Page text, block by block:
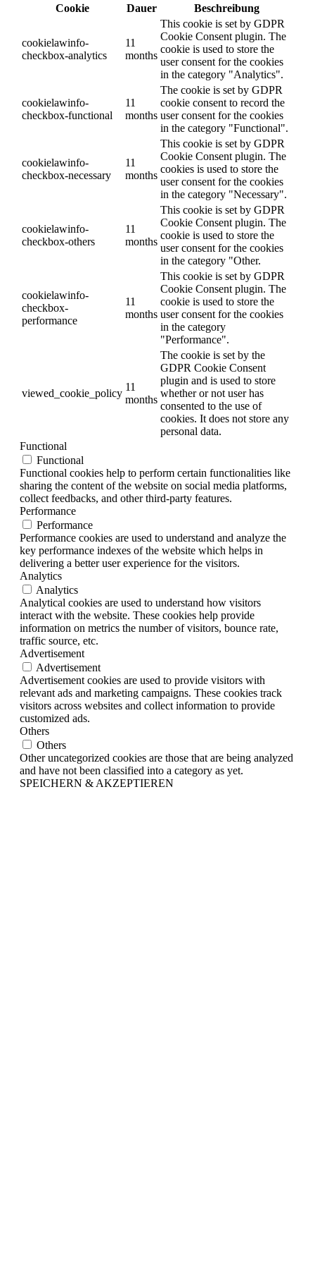
Cookie
Dauer Beschreibung
cookielawinfo-
checkbox-analytics
11
months
This cookie is set by GDPR
Cookie Consent plugin. The
cookie is used to store the
user consent for the cookies
in the category "Analytics".
cookielawinfo-
checkbox-functional
11
months
The cookie is set by GDPR
cookie consent to record the
user consent for the cookies
in the category "Functional".
cookielawinfo-
checkbox-necessary
11
months
This cookie is set by GDPR
Cookie Consent plugin. The
cookies is used to store the
user consent for the cookies
in the category "Necessary".
cookielawinfo-
checkbox-others
11
months
This cookie is set by GDPR
Cookie Consent plugin. The
cookie is used to store the
user consent for the cookies
in the category "Other.
cookielawinfo-
checkbox-
performance
11
months
This cookie is set by GDPR
Cookie Consent plugin. The
cookie is used to store the
user consent for the cookies
in the category
"Performance".
viewed_cookie_policy
11
months
The cookie is set by the
GDPR Cookie Consent
plugin and is used to store
whether or not user has
consented to the use of
cookies. It does not store any
personal data.
Functional
Functional
Functional cookies help to perform certain functionalities like
sharing the content of the website on social media platforms,
collect feedbacks, and other third-party features.
Performance
Performance
Performance cookies are used to understand and analyze the
key performance indexes of the website which helps in
delivering a better user experience for the visitors.
Analytics
Analytics
Analytical cookies are used to understand how visitors
interact with the website. These cookies help provide
information on metrics the number of visitors, bounce rate,
traffic source, etc.
Advertisement
Advertisement
Advertisement cookies are used to provide visitors with
relevant ads and marketing campaigns. These cookies track
visitors across websites and collect information to provide
customized ads.
Others
Others
Other uncategorized cookies are those that are being analyzed
and have not been classified into a category as yet.
SPEICHERN & AKZEPTIEREN